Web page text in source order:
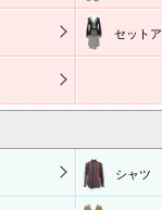
セット
シャツ